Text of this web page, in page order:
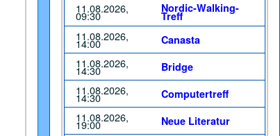
11.08.2026,
09:30
Nordic-Walking-
Treff
11.08.2026,
14:00 Canasta
11.08.2026,
14:30 Bridge
11.08.2026,
14:30 Computertreff
11.08.2026,
19:00 Neue Literatur